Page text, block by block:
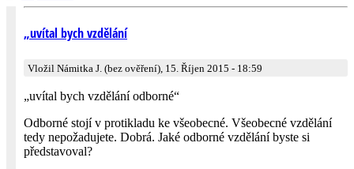
„uvítal bych vzdělání
Vložil Námitka J. (bez ověření), 15. Říjen 2015 - 18:59
„uvítal bych vzdělání odborné“
Odborné stojí v protikladu ke všeobecné. Všeobecné vzdělání
tedy nepožadujete. Dobrá. Jaké odborné vzdělání byste si
představoval?